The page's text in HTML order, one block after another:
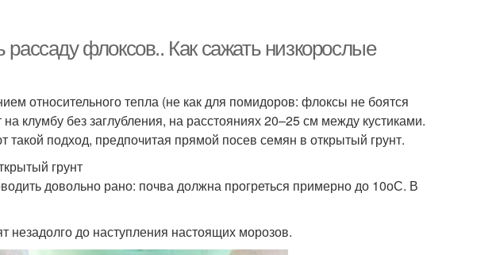
рассаду флоксов.. Как сажать низкорослые
относительного тепла (не как для помидоров: флоксы не боятся
клумбу без заглубления, на расстояниях 20–25 см между кустиками.
подход, предпочитая прямой посев семян в открытый грунт.
грунт
довольно рано: почва должна прогреться примерно до 10оС. В
незадолго до наступления настоящих морозов.